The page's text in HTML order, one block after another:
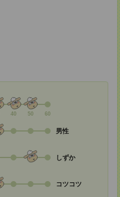
40 50 60
男性
しずか
コツコツ